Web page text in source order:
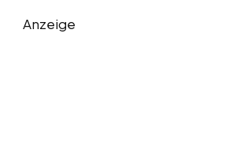
Anzeige